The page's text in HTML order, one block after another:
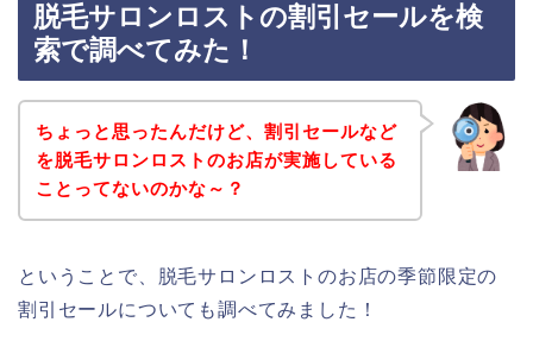
脱毛サロンロストの割引セールを検
索で調べてみた！
ちょっと思ったんだけど、割引セールなど
を脱毛サロンロストのお店が実施している
ことってないのかな～？
ということで、脱毛サロンロストのお店の季節限定の
割引セールについても調べてみました！